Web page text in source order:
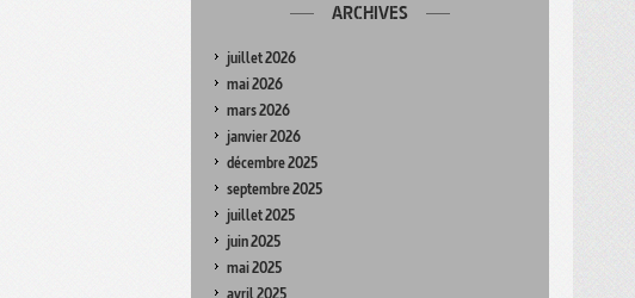
ARCHIVES
juillet 2026
mai 2026
mars 2026
janvier 2026
décembre 2025
septembre 2025
juillet 2025
juin 2025
mai 2025